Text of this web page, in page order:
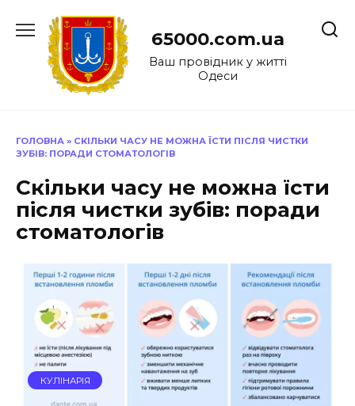
до
65000.com.ua
Ваш провідник у житті
Одеси
ГОЛОВНА » СКІЛЬКИ ЧАСУ НЕ МОЖНА ЇСТИ ПІСЛЯ ЧИСТКИ
ЗУБІВ: ПОРАДИ СТОМАТОЛОГІВ
Скільки часу не можна їсти
після чистки зубів: поради
стоматологів
КУЛІНАРІЯ